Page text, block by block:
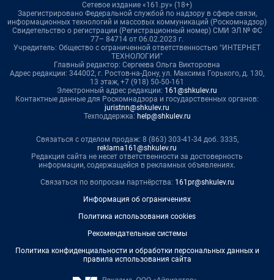
Сетевое издание «161.ру» (18+)
Зарегистрировано Федеральной службой по надзору в сфере связи,
информационных технологий и массовых коммуникаций (Роскомнадзор)
Свидетельство о регистрации (Регистрационный номер) СМИ ЭЛ № ФС
77– 84714 от 06.02.2023 г.
Учредитель: Общество с ограниченной ответственностью "ИНТЕРНЕТ
ТЕХНОЛОГИИ"
Главный редактор: Сергеева Ольга Викторовна
Адрес редакции: 344002, г. Ростов-на-Дону, ул. Максима Горького, д. 130,
13 этаж, +7 (918) 50-50-161
Электронный адрес редакции: 161@shkulev.ru
Контактные данные для Роскомнадзора и государственных органов:
juristnn@shkulev.ru
Техподдержка: help@shkulev.ru
Связаться с отделом продаж: 8 (863) 303-41-34 доб. 3335,
reklama161@shkulev.ru
Редакция сайта не несет ответственности за достоверность
информации, содержащейся в рекламных объявлениях.
Связаться по вопросам партнёрства: 161pr@shkulev.ru
Информация об ограничениях
Политика использования cookies
Рекомендательные системы
Политика конфиденциальности и обработки персональных данных и
правила использования сайта